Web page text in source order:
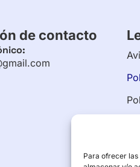
Para ofrecer
de contacto